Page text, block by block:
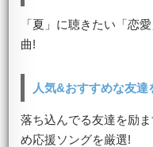
「夏」に聴きたい「恋
曲!
人気&おすすめな友
落ち込んでる友達を励
め応援ソングを厳選!